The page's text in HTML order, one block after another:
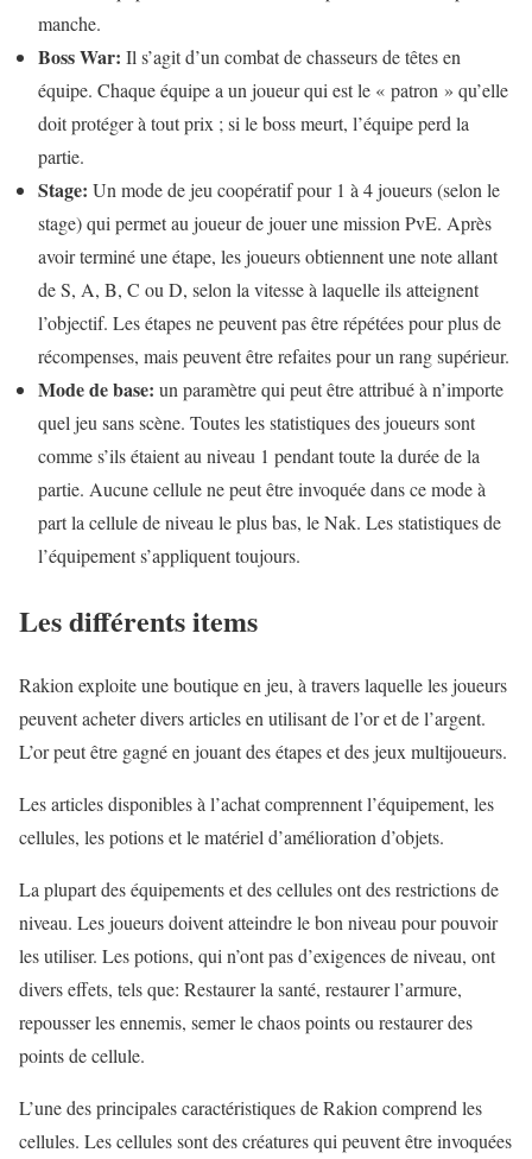
manche.
Boss War: Il s’agit d’un combat de chasseurs de têtes en
équipe. Chaque équipe a un joueur qui est le « patron » qu’elle
doit protéger à tout prix ; si le boss meurt, l’équipe perd la
partie.
Stage: Un mode de jeu coopératif pour 1 à 4 joueurs (selon le
stage) qui permet au joueur de jouer une mission PvE. Après
avoir terminé une étape, les joueurs obtiennent une note allant
de S, A, B, C ou D, selon la vitesse à laquelle ils atteignent
l’objectif. Les étapes ne peuvent pas être répétées pour plus de
récompenses, mais peuvent être refaites pour un rang supérieur.
Mode de base: un paramètre qui peut être attribué à n’importe
quel jeu sans scène. Toutes les statistiques des joueurs sont
comme s’ils étaient au niveau 1 pendant toute la durée de la
partie. Aucune cellule ne peut être invoquée dans ce mode à
part la cellule de niveau le plus bas, le Nak. Les statistiques de
l’équipement s’appliquent toujours.
Les différents items
Rakion exploite une boutique en jeu, à travers laquelle les joueurs
peuvent acheter divers articles en utilisant de l’or et de l’argent.
L’or peut être gagné en jouant des étapes et des jeux multijoueurs.
Les articles disponibles à l’achat comprennent l’équipement, les
cellules, les potions et le matériel d’amélioration d’objets.
La plupart des équipements et des cellules ont des restrictions de
niveau. Les joueurs doivent atteindre le bon niveau pour pouvoir
les utiliser. Les potions, qui n’ont pas d’exigences de niveau, ont
divers effets, tels que: Restaurer la santé, restaurer l’armure,
repousser les ennemis, semer le chaos points ou restaurer des
points de cellule.
L’une des principales caractéristiques de Rakion comprend les
cellules. Les cellules sont des créatures qui peuvent être invoquées